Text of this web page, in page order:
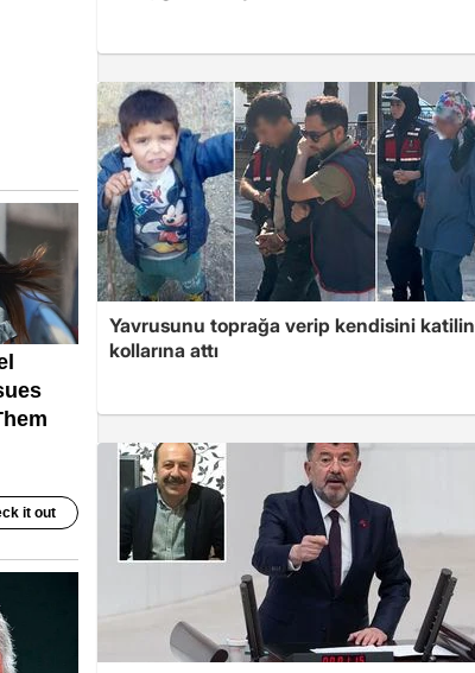
Yavrusunu toprağa verip kendisini katilin
kollarına attı